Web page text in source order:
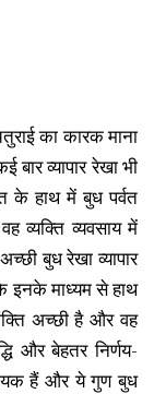
का कारक माना
व्यापार रेखा भी
के हाथ में बुध पर्वत
व्यक्ति व्यवसाय में
बुध रेखा व्यापार
इनके माध्यम से हाथ
अच्छी है और वह
और बेहतर निर्णय-
हैं और ये गुण बुध